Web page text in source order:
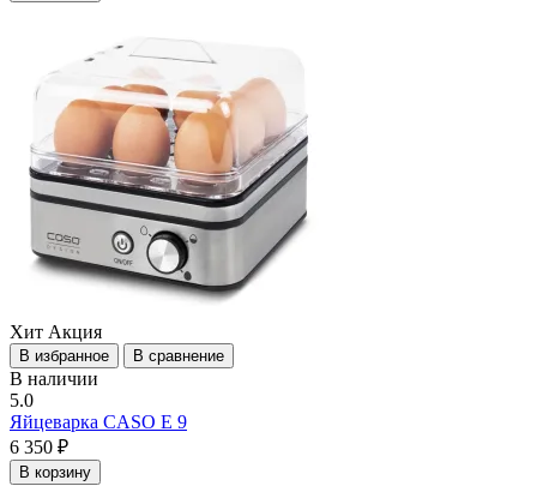
Хит Акция
В избранное В сравнение
В наличии
5.0
Яйцеварка CASO E 9
6 350 ₽
В корзину